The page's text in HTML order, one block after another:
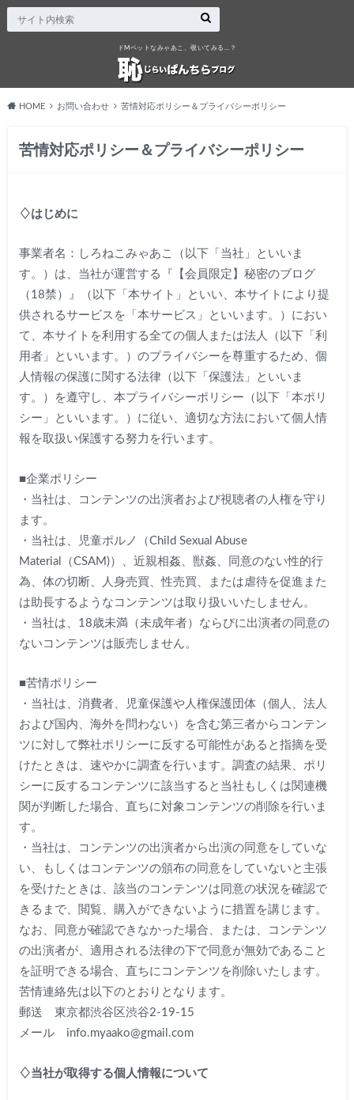
ドMペットなみゃあこ、覗いてみる…？
HOME お問い合わせ 苦情対応ポリシー＆プライバシーポリシー
苦情対応ポリシー＆プライバシーポリシー
♢はじめに
事業者名：しろねこみゃあこ（以下「当社」といいま
す。）は、当社が運営する『【会員限定】秘密のブログ
（18禁）』（以下「本サイト」といい、本サイトにより提
供されるサービスを「本サービス」といいます。）におい
て、本サイトを利用する全ての個人または法人（以下「利
用者」といいます。）のプライバシーを尊重するため、個
人情報の保護に関する法律（以下「保護法」といいま
す。）を遵守し、本プライバシーポリシー（以下「本ポリ
シー」といいます。）に従い、適切な方法において個人情
報を取扱い保護する努力を行います。
■企業ポリシー
・当社は、コンテンツの出演者および視聴者の人権を守り
ます。
・当社は、児童ポルノ（Child Sexual Abuse
Material（CSAM)）、近親相姦、獣姦、同意のない性的行
為、体の切断、人身売買、性売買、または虐待を促進また
は助長するようなコンテンツは取り扱いいたしません。
・当社は、18歳未満（未成年者）ならびに出演者の同意の
ないコンテンツは販売しません。
■苦情ポリシー
・当社は、消費者、児童保護や人権保護団体（個人、法人
および国内、海外を問わない）を含む第三者からコンテン
ツに対して弊社ポリシーに反する可能性があると指摘を受
けたときは、速やかに調査を行います。調査の結果、ポリ
シーに反するコンテンツに該当すると当社もしくは関連機
関が判断した場合、直ちに対象コンテンツの削除を行いま
す。
・当社は、コンテンツの出演者から出演の同意をしていな
い、もしくはコンテンツの頒布の同意をしていないと主張
を受けたときは、該当のコンテンツは同意の状況を確認で
きるまで、閲覧、購入ができないように措置を講じます。
なお、同意が確認できなかった場合、または、コンテンツ
の出演者が、適用される法律の下で同意が無効であること
を証明できる場合、直ちにコンテンツを削除いたします。
苦情連絡先は以下のとおりとなります。
郵送 東京都渋谷区渋谷2-19-15
メール info.myaako@gmail.com
♢当社が取得する個人情報について